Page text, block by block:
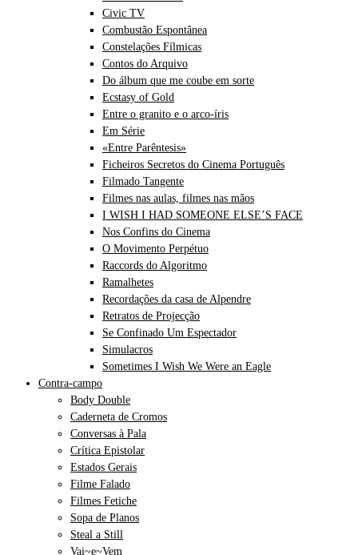
Civic TV
Combustão Espontânea
Constelações Fílmicas
Contos do Arquivo
Do álbum que me coube em sorte
Ecstasy of Gold
Entre o granito e o arco-íris
Em Série
«Entre Parêntesis»
Ficheiros Secretos do Cinema Português
Filmado Tangente
Filmes nas aulas, filmes nas mãos
I WISH I HAD SOMEONE ELSE’S FACE
Nos Confins do Cinema
O Movimento Perpétuo
Raccords do Algoritmo
Ramalhetes
Recordações da casa de Alpendre
Retratos de Projecção
Se Confinado Um Espectador
Simulacros
Sometimes I Wish We Were an Eagle
Contra-campo
Body Double
Caderneta de Cromos
Conversas à Pala
Crítica Epistolar
Estados Gerais
Filme Falado
Filmes Fetiche
Sopa de Planos
Steal a Still
Vai~e~Vem